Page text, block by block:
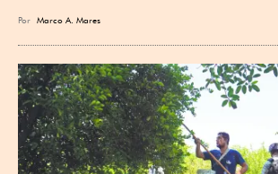
Por Marco A. Mares